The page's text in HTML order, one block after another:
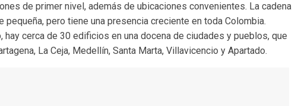
de primer nivel, además de ubicaciones convenientes. La cadena
pero tiene una presencia creciente en toda Colombia.
hay cerca de 30 edificios en una docena de ciudades y pueblos, que
La Ceja, Medellín, Santa Marta, Villavicencio y Apartado.